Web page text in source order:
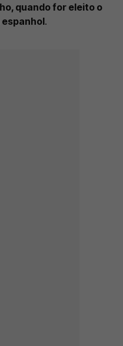
quando for eleito o
espanhol.